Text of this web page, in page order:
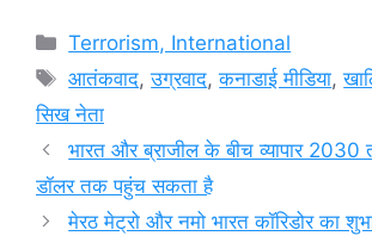
Categories
Terrorism, International
Tags
आतंकवाद,उग्रवाद,कनाडाई मीडिया,
सिख नेता
भारत और ब्राजील के बीच व्यापार
डॉलर तक पहुंच सकता है
मेरठ मेट्रो और नमो भारत कॉरिडोर का